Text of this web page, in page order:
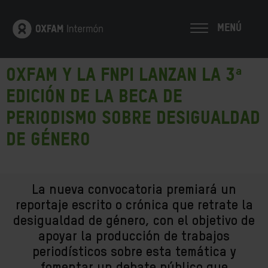
MENÚ
16/09/2019
Oxfam y la FNPI lanzan la 3ª
edición de la beca de
periodismo sobre desigualdad
de género
La nueva convocatoria premiará un
reportaje escrito o crónica que retrate la
desigualdad de género, con el objetivo de
apoyar la producción de trabajos
periodísticos sobre esta temática y